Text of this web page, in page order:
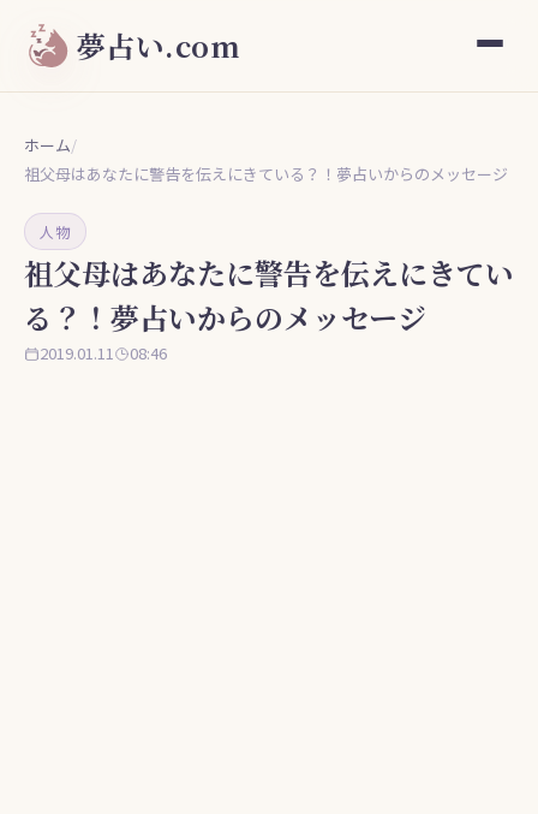
夢占い.com
ホーム/
祖父母はあなたに警告を伝えにきている？！夢占いからのメッセージ
人物
祖父母はあなたに警告を伝えにきてい
る？！夢占いからのメッセージ
2019.01.11 08:46